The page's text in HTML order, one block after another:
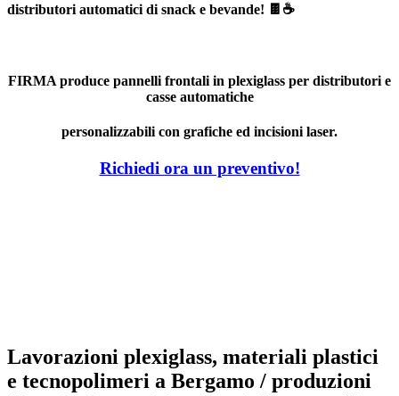
distributori automatici di snack e bevande! 🍫☕️
FIRMA produce pannelli frontali in plexiglass per distributori e
casse automatiche
personalizzabili con grafiche ed incisioni laser.
Richiedi ora un preventivo!
Lavorazioni plexiglass, materiali plastici
e tecnopolimeri a Bergamo / produzioni